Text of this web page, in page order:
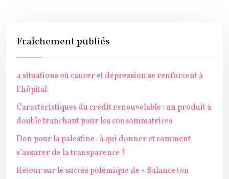
Fraîchement publiés
4 situations où cancer et dépression se renforcent à
l’hôpital
Caractéristiques du crédit renouvelable : un produit à
double tranchant pour les consommatrices
Don pour la palestine : à qui donner et comment
s’assurer de la transparence ?
Retour sur le succès polémique de « Balance ton